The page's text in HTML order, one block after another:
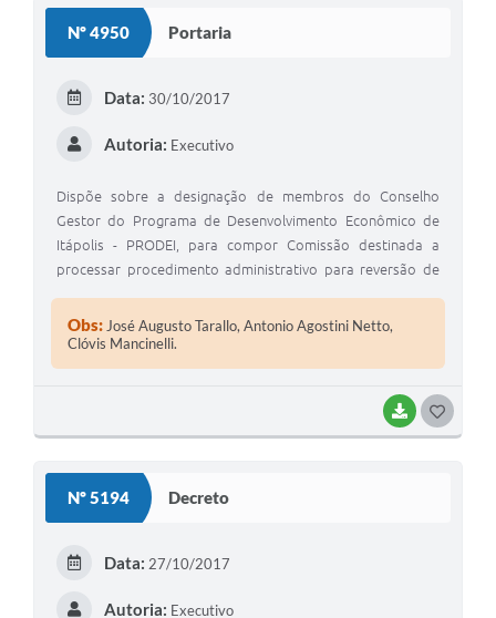
Nº 4950 Portaria
BAIXAR
Data: 30/10/2017
Autoria: Executivo
Dispõe sobre a designação de membros do Conselho
Gestor do Programa de Desenvolvimento Econômico de
Itápolis - PRODEI, para compor Comissão destinada a
processar procedimento administrativo para reversão de
2.787/2011.
Obs: José Augusto Tarallo, Antonio Agostini Netto,
Clóvis Mancinelli.
Nº 5194 Decreto
Data: 27/10/2017
Autoria: Executivo